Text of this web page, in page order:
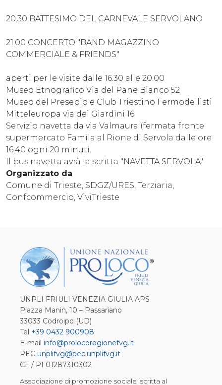
20.30 BATTESIMO DEL CARNEVALE SERVOLANO
21.00 CONCERTO "BAND MAGAZZINO
COMMERCIALE & FRIENDS"
aperti per le visite dalle 16.30 alle 20.00
Museo Etnografico Via del Pane Bianco 52
Museo del Presepio e Club Triestino Fermodellisti
Mitteleuropa via dei Giardini 16
Servizio navetta da via Valmaura (fermata fronte
supermercato Famila al Rione di Servola dalle ore
16.40 ogni 20 minuti.
Il bus navetta avrà la scritta "NAVETTA SERVOLA"
Organizzato da
Comune di Trieste, SDGZ/URES, Terziaria,
Confcommercio, ViviTrieste
UNPLI FRIULI VENEZIA GIULIA APS
Piazza Manin, 10 – Passariano
33033 Codroipo (UD)
Tel +39 0432 900908
E-mail info@prolocoregionefvg.it
PEC unplifvg@pec.unplifvg.it
CF / PI 01287310302
Associazione di promozione sociale iscritta al